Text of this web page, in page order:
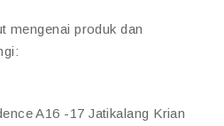
mengenai produk dan
A16 -17 Jatikalang Krian